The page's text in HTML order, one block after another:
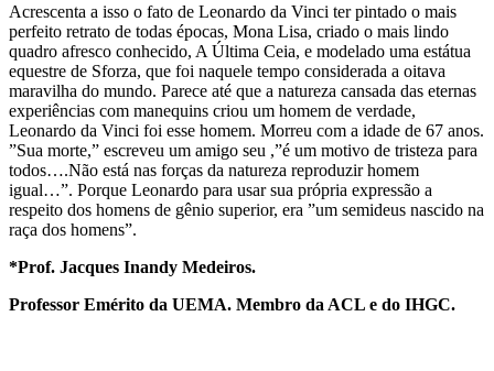
Acrescenta a isso o fato de Leonardo da Vinci ter pintado o mais
perfeito retrato de todas épocas, Mona Lisa, criado o mais lindo
quadro afresco conhecido, A Última Ceia, e modelado uma estátua
equestre de Sforza, que foi naquele tempo considerada a oitava
maravilha do mundo. Parece até que a natureza cansada das eternas
experiências com manequins criou um homem de verdade,
Leonardo da Vinci foi esse homem. Morreu com a idade de 67 anos.
”Sua morte,” escreveu um amigo seu ,”é um motivo de tristeza para
todos….Não está nas forças da natureza reproduzir homem
igual…”. Porque Leonardo para usar sua própria expressão a
respeito dos homens de gênio superior, era ”um semideus nascido na
raça dos homens”.
*Prof. Jacques Inandy Medeiros.
Professor Emérito da UEMA. Membro da ACL e do IHGC.